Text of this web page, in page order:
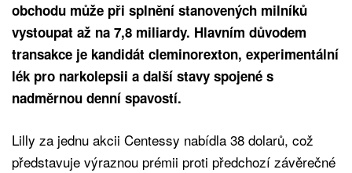
obchodu může při splnění stanovených milníků
vystoupat až na 7,8 miliardy. Hlavním důvodem
transakce je kandidát cleminorexton, experimentální
lék pro narkolepsii a další stavy spojené s
nadměrnou denní spavostí.
Lilly za jednu akcii Centessy nabídla 38 dolarů, což
představuje výraznou prémii proti předchozí závěrečné